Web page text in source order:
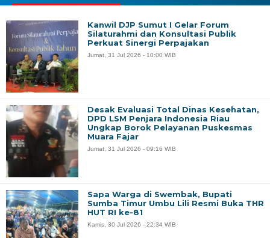
Kanwil DJP Sumut I Gelar Forum
Silaturahmi dan Konsultasi Publik
Perkuat Sinergi Perpajakan
Jumat, 31 Jul 2026 - 10:00 WIB
Desak Evaluasi Total Dinas Kesehatan,
DPD LSM Penjara Indonesia Riau
Ungkap Borok Pelayanan Puskesmas
Muara Fajar
Jumat, 31 Jul 2026 - 09:16 WIB
Sapa Warga di Swembak, Bupati
Sumba Timur Umbu Lili Resmi Buka THR
HUT RI ke-81
Kamis, 30 Jul 2026 - 22:34 WIB